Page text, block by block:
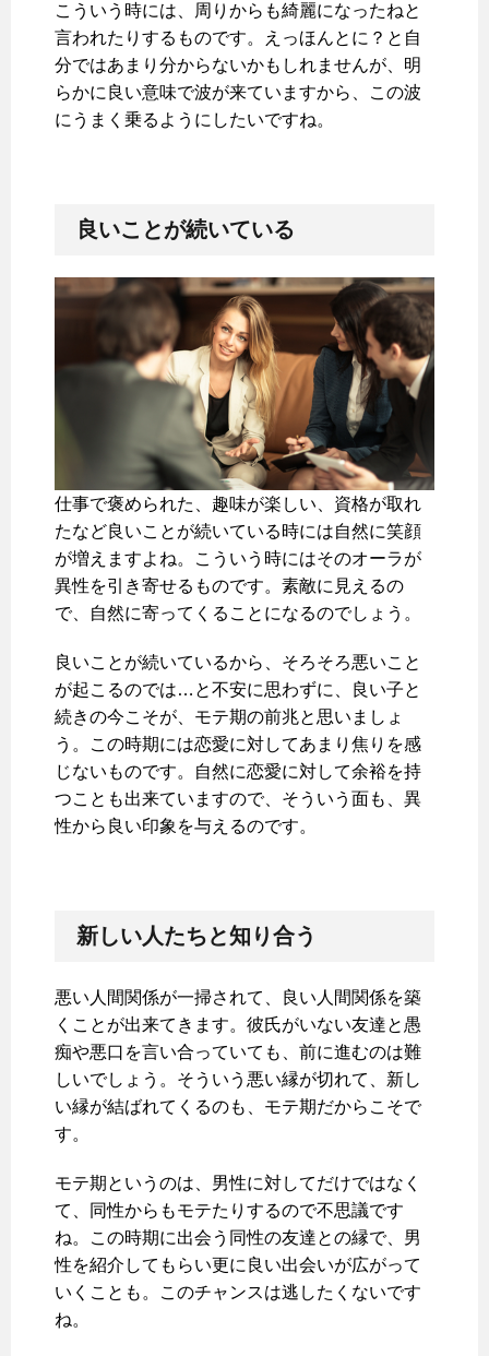
こういう時には、周りからも綺麗になったねと
言われたりするものです。えっほんとに？と自
分ではあまり分からないかもしれませんが、明
らかに良い意味で波が来ていますから、この波
にうまく乗るようにしたいですね。
良いことが続いている
仕事で褒められた、趣味が楽しい、資格が取れ
たなど良いことが続いている時には自然に笑顔
が増えますよね。こういう時にはそのオーラが
異性を引き寄せるものです。素敵に見えるの
で、自然に寄ってくることになるのでしょう。
良いことが続いているから、そろそろ悪いこと
が起こるのでは…と不安に思わずに、良い子と
続きの今こそが、モテ期の前兆と思いましょ
う。この時期には恋愛に対してあまり焦りを感
じないものです。自然に恋愛に対して余裕を持
つことも出来ていますので、そういう面も、異
性から良い印象を与えるのです。
新しい人たちと知り合う
悪い人間関係が一掃されて、良い人間関係を築
くことが出来てきます。彼氏がいない友達と愚
痴や悪口を言い合っていても、前に進むのは難
しいでしょう。そういう悪い縁が切れて、新し
い縁が結ばれてくるのも、モテ期だからこそで
す。
モテ期というのは、男性に対してだけではなく
て、同性からもモテたりするので不思議です
ね。この時期に出会う同性の友達との縁で、男
性を紹介してもらい更に良い出会いが広がって
いくことも。このチャンスは逃したくないです
ね。